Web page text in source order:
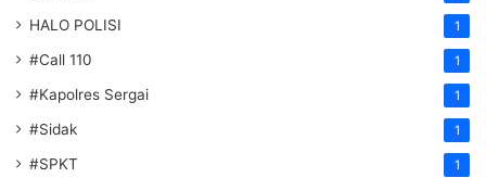
HALO POLISI 1
#Call 110 1
#Kapolres Sergai 1
#Sidak 1
#SPKT 1